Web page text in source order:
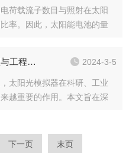
荷载流子数目与照射在太阳
率。因此，太阳能电池的量
太阳光模拟器：探索其科学原理与工程实现 2024-3-5
太阳光模拟器在科研、工业
越重要的作用。本文旨在深
下一页 末页